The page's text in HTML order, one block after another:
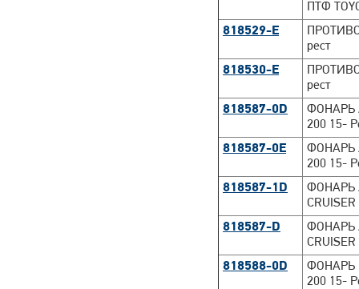
ПТФ
818529-E
рест
818530-E
рест
818587-0D
ФОНАРЬ
200 15-
818587-0E
ФОНАРЬ
200 15-
818587-1D
ФОНАРЬ
818587-D
ФОНАРЬ
818588-0D
ФОНАРЬ
200 15-